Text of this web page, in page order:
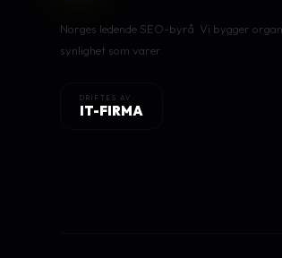
Norges ledende SEO-byrå. Vi bygger
synlighet som varer.
DRIFTES AV
IT-FIRMA